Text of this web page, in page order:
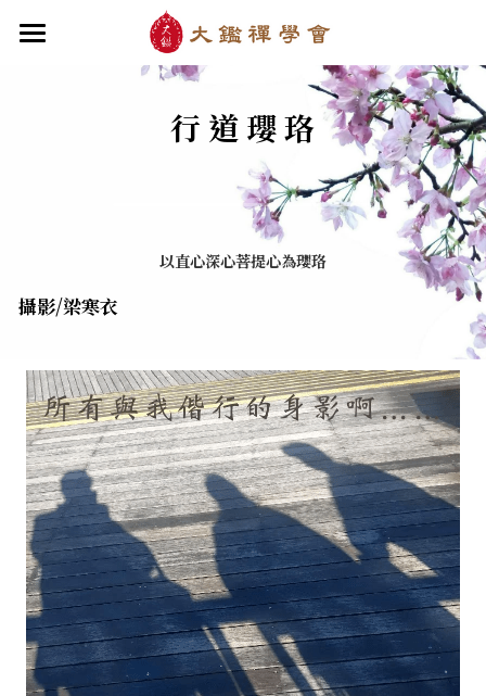
入會申請
．梁寒衣
．華嚴初始
．雨季，兩個旅人
．花開最末
．杏葉詩
．閱讀與人生（上）——談閱讀對自我生
命的啟發
．閱讀與人生（下）——談閱讀對自我生
命的啟發
他方之眼（報導/評論/學術研究）
芳嚴無涯/消息・活動
教法/文章/思潮
宗門之眼/經藏之美
拄杖在手
拄杖在手/論文・演講・座談・開示
拄杖在手/隨身法藏
寒雪付衣/散文・詩歌・偈贊
薔薇與棘原/現代小說・寓言小說・佛化小說
影之聲/電影內外觀
道在一切/影音
光光交會/導介・轉載
【道德經】
【勝鬘經】
行道瓔珞
感思與洄瀾
千眼書屋/書籍．作品
搜索
聯絡我們
行 道 瓔 珞
以直心深心菩提心為瓔珞
攝影/梁寒衣
部落格分類
華嚴智海—《六祖壇經》
拄杖在手／論文・演講・座談・開示
寒雪付衣／詩歌・散文
薔薇與棘原／現代小說・寓言小說・佛化小說
影之聲／電影內外觀
感思與洄瀾
行向圓覺／共修
宗門之眼／經藏之美